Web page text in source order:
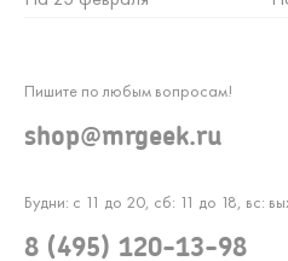
Будни: с 11 до 20, сб: 11 до 18, вс:
8 (495) 120-13-98
Пишите по любым вопросам!
shop@mrgeek.ru